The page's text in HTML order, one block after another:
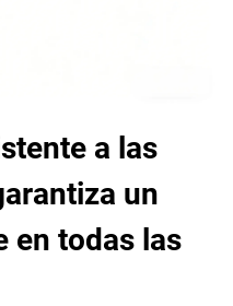
a las
un
en todas las